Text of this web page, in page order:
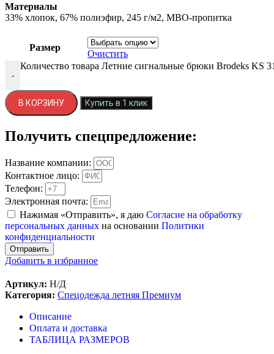
Материалы
33% хлопок, 67% полиэфир, 245 г/м2, МВО-пропитка
Размер
Очистить
-
Количество товара Летние сигнальные брюки Brodeks KS
В КОРЗИНУ Купить в 1 клик
Получить спецпредложение:
Название компании:
Контактное лицо:
Телефон:
Электронная почта:
Нажимая «Отправить», я даю Согласие на обработку
персональных данных на основании Политики
конфиденциальности
Отправить
Добавить в избранное
Артикул: Н/Д
Категория: Спецодежда летняя Премиум
Описание
Оплата и доставка
ТАБЛИЦА РАЗМЕРОВ